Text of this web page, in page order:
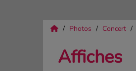
Photos Concert
Affiches